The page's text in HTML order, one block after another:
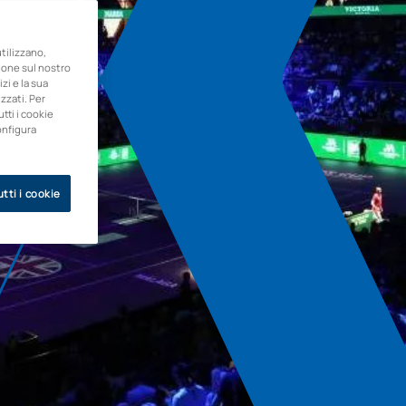
utilizzano,
sul nostro
e la sua
Per
i cookie
i cookie